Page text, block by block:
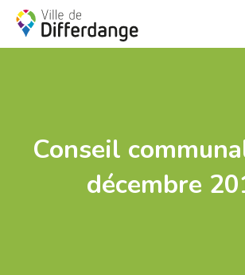
Conseil
décembre